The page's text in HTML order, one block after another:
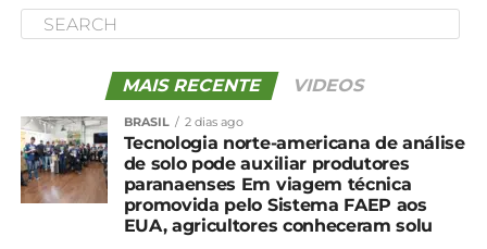
MAIS RECENTE VIDEOS
BRASIL 2 dias ago
Tecnologia norte-americana de análise
de solo pode auxiliar produtores
paranaenses Em viagem técnica
promovida pelo Sistema FAEP aos
EUA, agricultores conheceram solu